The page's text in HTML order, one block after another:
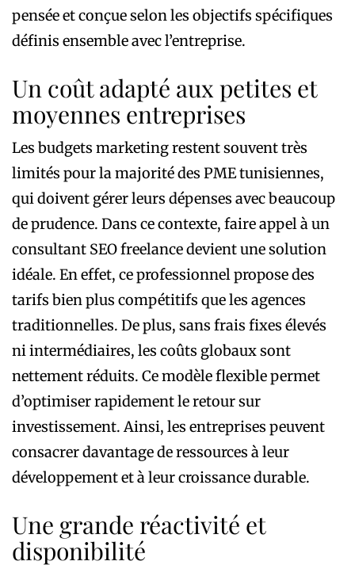
pensée et conçue selon les objectifs spécifiques
définis ensemble avec l’entreprise.
Un coût adapté aux petites et
moyennes entreprises
Les budgets marketing restent souvent très
limités pour la majorité des PME tunisiennes,
qui doivent gérer leurs dépenses avec beaucoup
de prudence. Dans ce contexte, faire appel à un
consultant SEO freelance devient une solution
idéale. En effet, ce professionnel propose des
tarifs bien plus compétitifs que les agences
traditionnelles. De plus, sans frais fixes élevés
ni intermédiaires, les coûts globaux sont
nettement réduits. Ce modèle flexible permet
d’optimiser rapidement le retour sur
investissement. Ainsi, les entreprises peuvent
consacrer davantage de ressources à leur
développement et à leur croissance durable.
Une grande réactivité et
disponibilité